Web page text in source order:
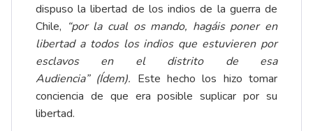
dispuso la libertad de los indios de la guerra de
Chile, “por la cual os mando, hagáis poner en
libertad a todos los indios que estuvieren por
esclavos en el distrito de esa
Audiencia”(Ídem). Este hecho los hizo tomar
conciencia de que era posible suplicar por su
libertad.